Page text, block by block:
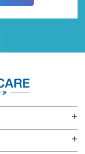
+
+